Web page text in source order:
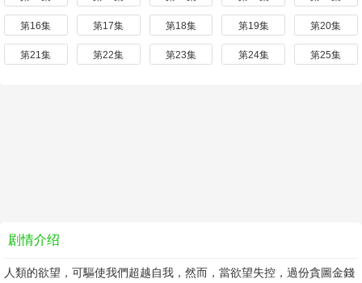
第16集 第17集 第18集 第19集 第20集
第21集 第22集 第23集 第24集 第25集
剧情介绍
人類的欲望，可驅使我們超越自我，然而，當欲望失控，過份貪圖金錢